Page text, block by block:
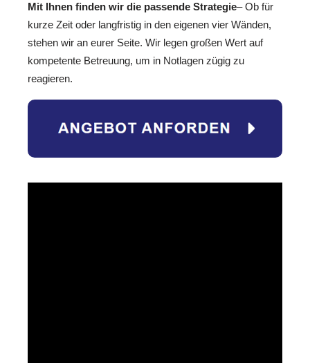
Mit Ihnen finden wir die passende Strategie– Ob für
kurze Zeit oder langfristig in den eigenen vier Wänden,
stehen wir an eurer Seite. Wir legen großen Wert auf
kompetente Betreuung, um in Notlagen zügig zu
reagieren.